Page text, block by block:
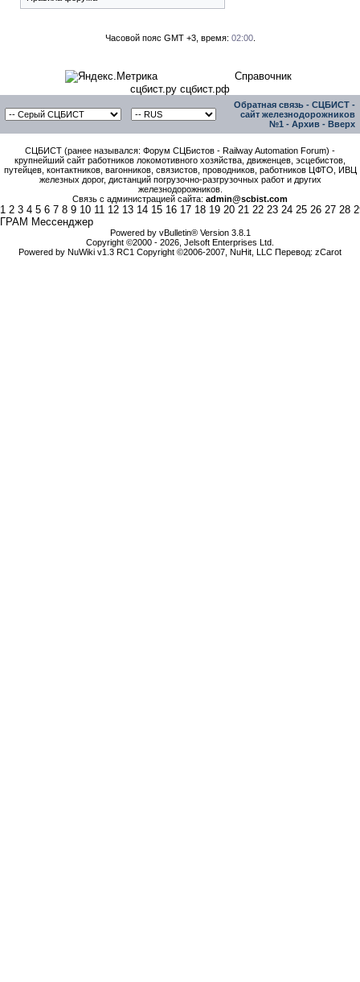
Часовой пояс GMT +3, время: 02:00.
Справочник
сцбист.ру сцбист.рф
Обратная связь - СЦБИСТ -
сайт железнодорожников
№1 - Архив - Вверх
СЦБИСТ (ранее назывался: Форум СЦБистов - Railway Automation Forum) -
крупнейший сайт работников локомотивного хозяйства, движенцев, эсцебистов,
путейцев, контактников, вагонников, связистов, проводников, работников ЦФТО, ИВЦ
железных дорог, дистанций погрузочно-разгрузочных работ и других
железнодорожников.
Связь с администрацией сайта: admin@scbist.com
1 2 3 4 5 6 7 8 9 10 11 12 13 14 15 16 17 18 19 20 21 22 23 24 25 26 27 28
ГРАМ Мессенджер
Powered by vBulletin® Version 3.8.1
Copyright ©2000 - 2026, Jelsoft Enterprises Ltd.
Powered by NuWiki v1.3 RC1 Copyright ©2006-2007, NuHit, LLC Перевод: zCarot